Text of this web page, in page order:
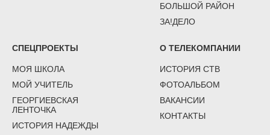
БОЛЬШОЙ РАЙОН
ЗА!ДЕЛО
СПЕЦПРОЕКТЫ
МОЯ ШКОЛА
МОЙ УЧИТЕЛЬ
ГЕОРГИЕВСКАЯ
ЛЕНТОЧКА
ИСТОРИЯ НАДЕЖДЫ
О ТЕЛЕКОМПАНИИ
ИСТОРИЯ СТВ
ФОТОАЛЬБОМ
ВАКАНСИИ
КОНТАКТЫ